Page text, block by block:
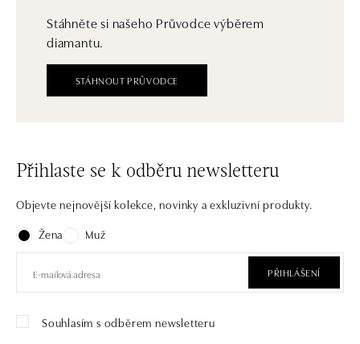
Stáhněte si našeho Průvodce výběrem
diamantu.
STÁHNOUT PRŮVODCE
Přihlaste se k odběru newsletteru
Objevte nejnovější kolekce, novinky a exkluzivní produkty.
Žena
Muž
PŘIHLÁŠENÍ
Souhlasím s odběrem newsletteru